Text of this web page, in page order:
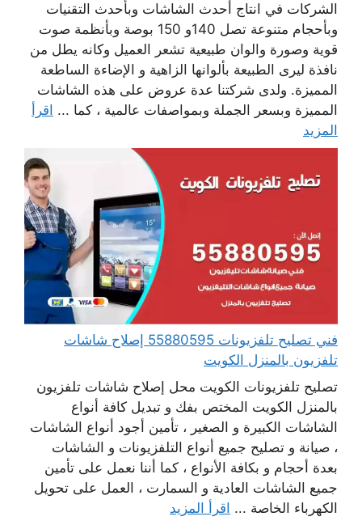
الشركات في انتاج أحدث الشاشات وبأحدث التقنيات
وبأحجام متنوعة تصل 140و 150 بوصة وبأنظمة صوت
قوية وصورة والوان طبيعية تشعر العميل وكانه يطل من
نافذة ليرى الطبيعة بألوانها الزاهية و الإضاءة الساطعة
المميزة. ولدى شركتنا عدة عروض على هذه الشاشات
المميزة وبسعر الجملة وبمواصفات عالمية ، كما ... اقرأ
المزيد
فني تصليح تلفزيونات 55880595 إصلاح شاشات
تلفزيون بالمنزل الكويت
تصليح تلفزيونات الكويت محل إصلاح شاشات تلفزيون
بالمنزل الكويت المختص بفك و تبديل كافة أنواع
الشاشات الكبيرة و الصغير ، تأمين أجود أنواع الشاشات
، صيانة و تصليح جميع أنواع التلفزيونات و الشاشات
بعدة أحجام و بكافة الأنواع ، كما أننا نعمل على تأمين
جميع الشاشات العادية و السمارت ، العمل على تحويل
الكهرباء الخاصة ... اقرأ المزيد